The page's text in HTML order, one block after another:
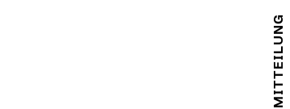
MITTEILUNG